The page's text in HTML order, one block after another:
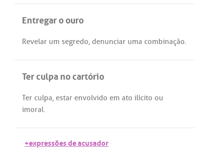
Entregar o ouro
Revelar um segredo, denunciar uma combinação.
Ter culpa no cartório
Ter culpa, estar envolvido em ato ilícito ou
imoral.
+expressões de acusador